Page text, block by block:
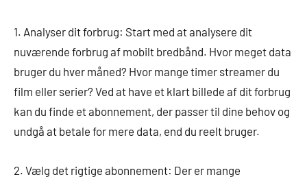
1. Analyser dit forbrug: Start med at analysere dit
nuværende forbrug af mobilt bredbånd. Hvor meget data
bruger du hver måned? Hvor mange timer streamer du
film eller serier? Ved at have et klart billede af dit forbrug
kan du finde et abonnement, der passer til dine behov og
undgå at betale for mere data, end du reelt bruger.
2. Vælg det rigtige abonnement: Der er mange